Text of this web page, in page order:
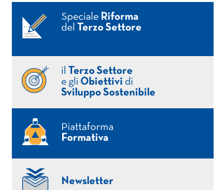
Speciale Riforma
del
Terzo Settore
il
Terzo Settore
e gli Obiettivi di
Sviluppo Sostenibile
Piattaforma
Formativa
Newsletter